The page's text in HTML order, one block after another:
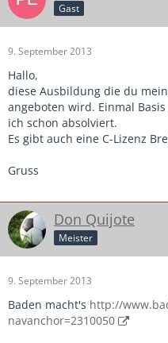
Gast
9. September 2013
Hallo,
diese Ausbildung die du
angeboten wird. Einmal
ich schon absolviert.
Es gibt auch eine C-Lizenz
Gruss
Don Quijote
Meister
9. September 2013
Baden macht's http://
navanchor=2310050